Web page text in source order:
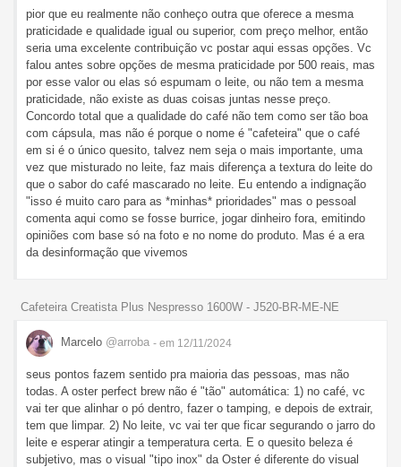
pior que eu realmente não conheço outra que oferece a mesma
praticidade e qualidade igual ou superior, com preço melhor, então
seria uma excelente contribuição vc postar aqui essas opções. Vc
falou antes sobre opções de mesma praticidade por 500 reais, mas
por esse valor ou elas só espumam o leite, ou não tem a mesma
praticidade, não existe as duas coisas juntas nesse preço.
Concordo total que a qualidade do café não tem como ser tão boa
com cápsula, mas não é porque o nome é "cafeteira" que o café
em si é o único quesito, talvez nem seja o mais importante, uma
vez que misturado no leite, faz mais diferença a textura do leite do
que o sabor do café mascarado no leite. Eu entendo a indignação
"isso é muito caro para as *minhas* prioridades" mas o pessoal
comenta aqui como se fosse burrice, jogar dinheiro fora, emitindo
opiniões com base só na foto e no nome do produto. Mas é a era
da desinformação que vivemos
Cafeteira Creatista Plus Nespresso 1600W - J520-BR-ME-NE
Marcelo @arroba - em 12/11/2024
seus pontos fazem sentido pra maioria das pessoas, mas não
todas. A oster perfect brew não é "tão" automática: 1) no café, vc
vai ter que alinhar o pó dentro, fazer o tamping, e depois de extrair,
tem que limpar. 2) No leite, vc vai ter que ficar segurando o jarro do
leite e esperar atingir a temperatura certa. E o quesito beleza é
subjetivo, mas o visual "tipo inox" da Oster é diferente do visual